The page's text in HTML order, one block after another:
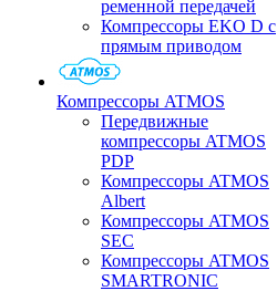
ременной передачей
Компрессоры EKO D с
прямым приводом
Компрессоры ATMOS
Передвижные
компрессоры ATMOS
PDP
Компрессоры ATMOS
Albert
Компрессоры ATMOS
SEC
Компрессоры ATMOS
SMARTRONIC